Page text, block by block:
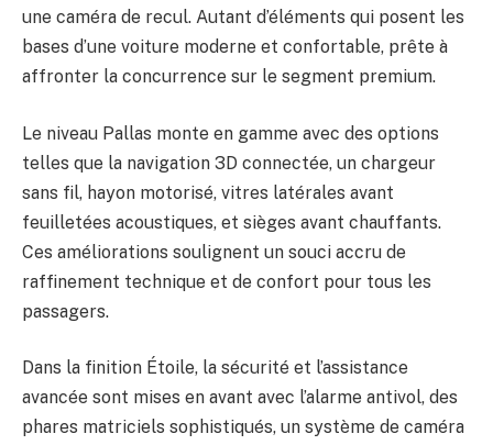
une caméra de recul. Autant d’éléments qui posent les
bases d’une voiture moderne et confortable, prête à
affronter la concurrence sur le segment premium.
Le niveau Pallas monte en gamme avec des options
telles que la navigation 3D connectée, un chargeur
sans fil, hayon motorisé, vitres latérales avant
feuilletées acoustiques, et sièges avant chauffants.
Ces améliorations soulignent un souci accru de
raffinement technique et de confort pour tous les
passagers.
Dans la finition Étoile, la sécurité et l’assistance
avancée sont mises en avant avec l’alarme antivol, des
phares matriciels sophistiqués, un système de caméra